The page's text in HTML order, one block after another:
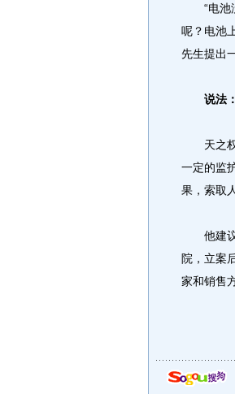
“电池没
呢？电池
先生提出
说法
天之权
一定的监
果，索取
他建议
院，立案
家和销售